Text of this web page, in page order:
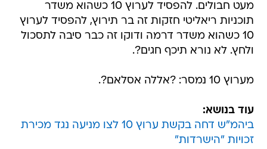
מעט חבולים. להפסיד לערוץ 10 כשהוא משדר
תוכניות ריאליטי חזקות זה בר תירוץ, להפסיד לערוץ
10 כשהוא משדר דרמה ודוקו זה כבר סיבה לתסכול
ולחץ. לא נורא תיכף חגים?.
מערוץ 10 נמסר: ?אללה אסלאם?.
עוד בנושא:
ביהמ"ש דחה בקשת ערוץ 10 לצו מניעה נגד מכירת
זכויות "הישרדות"